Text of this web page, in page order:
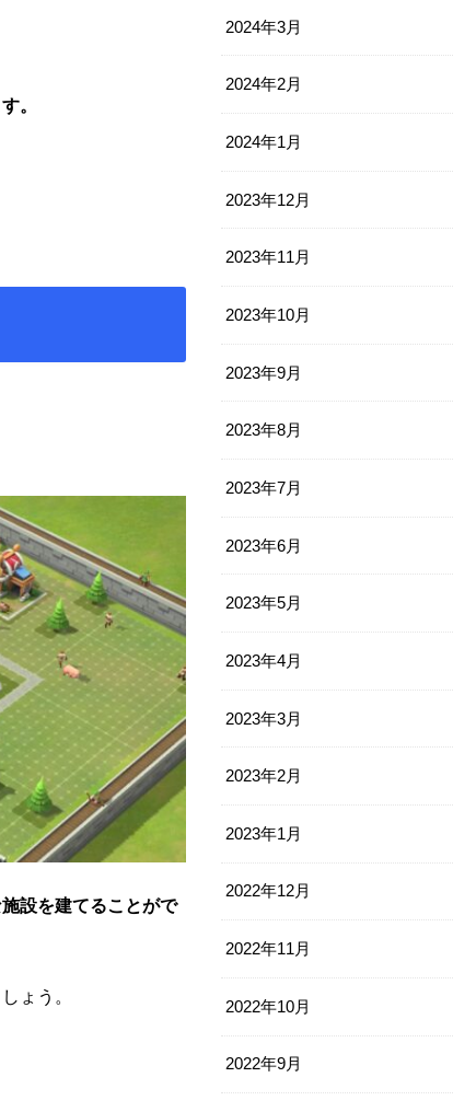
。
設を建てることがで
ょう。
2024年3月
2024年2月
2024年1月
2023年12月
2023年11月
2023年10月
2023年9月
2023年8月
2023年7月
2023年6月
2023年5月
2023年4月
2023年3月
2023年2月
2023年1月
2022年12月
2022年11月
2022年10月
2022年9月